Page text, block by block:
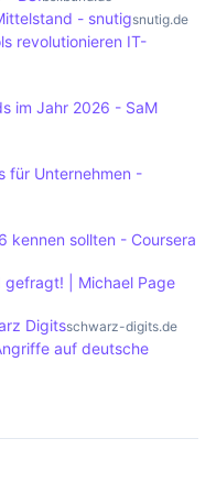
optimieren.
internationale
Rahmen für die
schaffen. Der
und Technologien
Bekämpfung.
- snutigsnutig.de
revolutionieren IT-
im Jahr 2026 - SaM
für Unternehmen -
kennen sollten - Coursera
gefragt! | Michael Page
Digitsschwarz-digits.de
auf deutsche